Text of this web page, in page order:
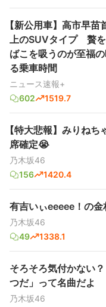
【新公用車】高市早
上のSUVタイプ 贅を
ばこを吸うのが至福
る乗車時間
ニュース速報+
602
1519.7
【特大悲報】みりね
席確定😭
乃木坂46
156
1420.4
有吉いぃeeeee！の
乃木坂46
49
1338.1
そろそろ気付かない
つだ」って名曲だよ
乃木坂46